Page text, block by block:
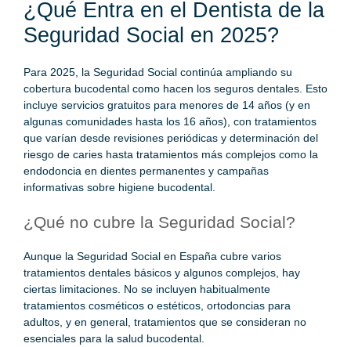
¿Qué Entra en el Dentista de la
Seguridad Social en 2025?
Para 2025, la Seguridad Social continúa ampliando su
cobertura bucodental como hacen los seguros dentales . Esto
incluye servicios gratuitos para menores de 14 años (y en
algunas comunidades hasta los 16 años), con tratamientos
que varían desde revisiones periódicas y determinación del
riesgo de caries hasta tratamientos más complejos como la
endodoncia en dientes permanentes y campañas
informativas sobre higiene bucodental.
¿Qué no cubre la Seguridad Social?
Aunque la Seguridad Social en España cubre varios
tratamientos dentales básicos y algunos complejos, hay
ciertas limitaciones. No se incluyen habitualmente
tratamientos cosméticos o estéticos, ortodoncias para
adultos, y en general, tratamientos que se consideran no
esenciales para la salud bucodental.